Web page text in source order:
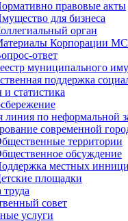
правовые акты
для бизнеса
орган
Корпорации
ответ
муниципального
поддержка
статистика
линия по неформальной
современной
территории
обсуждение
местных
площадки
совет
услуги